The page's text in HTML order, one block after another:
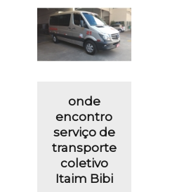
onde
encontro
serviço de
transporte
coletivo
Itaim Bibi